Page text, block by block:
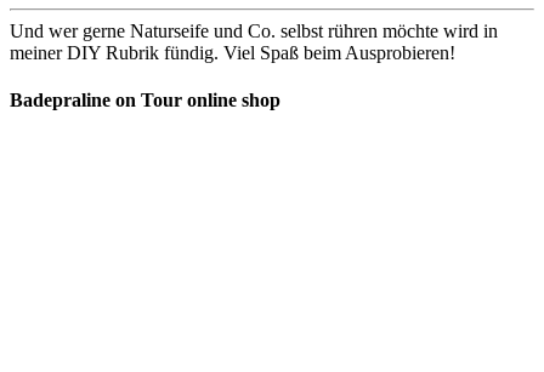
Und wer gerne Naturseife und Co. selbst rühren möchte wird in
meiner DIY Rubrik fündig. Viel Spaß beim Ausprobieren!
Badepraline on Tour online shop